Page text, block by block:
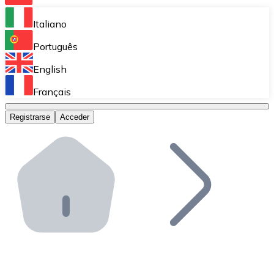
Bitnovo Ramp
Integra nuestra solución en tu plataforma.
Bitnovo Giftcards
Bitnovo OTC
Bitnovo ATM
Integra un ATM Bitnovo en tu negocio y permite que
Bitnovo API
Integra nuestra API en tu ecosistema.
Italiano
Português
English
Français
Registrarse Acceder